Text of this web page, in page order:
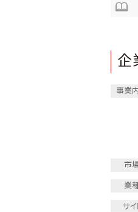
企
事業
市
業
サイ